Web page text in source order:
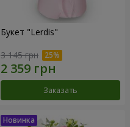
Букет "Lerdis"
3 145 грн
Заказать